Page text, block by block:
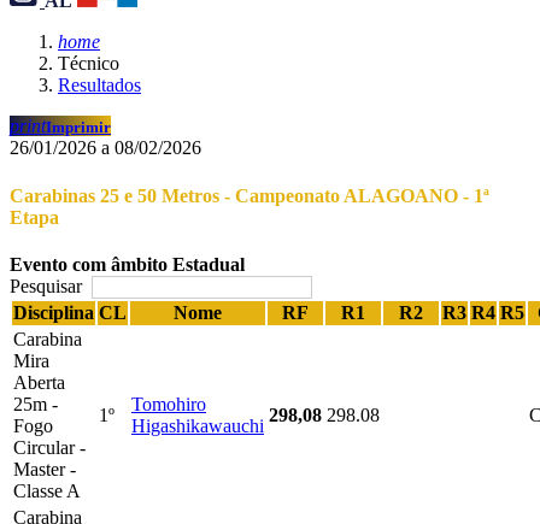
home
Técnico
Resultados
printImprimir
26/01/2026 a 08/02/2026
Carabinas 25 e 50 Metros - Campeonato ALAGOANO - 1ª
Etapa
Evento com âmbito Estadual
Pesquisar
Disciplina CL Nome RF R1 R2 R3 R4 R5
Carabina
Mira
Aberta
25m -
Fogo
Circular -
Master -
Classe A
1º
Tomohiro
Higashikawauchi
298,08 298.08
Carabina